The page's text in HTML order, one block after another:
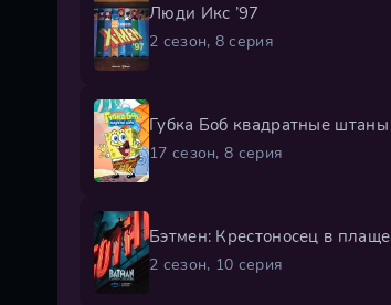
Люди Икс ’97
2 сезон, 8 серия
Губка Боб квадратные штаны
17 сезон, 8 серия
Бэтмен: Крестоносец в плаще
2 сезон, 10 серия